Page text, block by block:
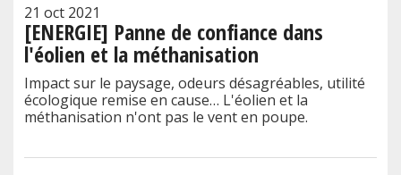
21 oct 2021
[ENERGIE] Panne de confiance dans
l'éolien et la méthanisation
Impact sur le paysage, odeurs désagréables, utilité
écologique remise en cause… L'éolien et la
méthanisation n'ont pas le vent en poupe.